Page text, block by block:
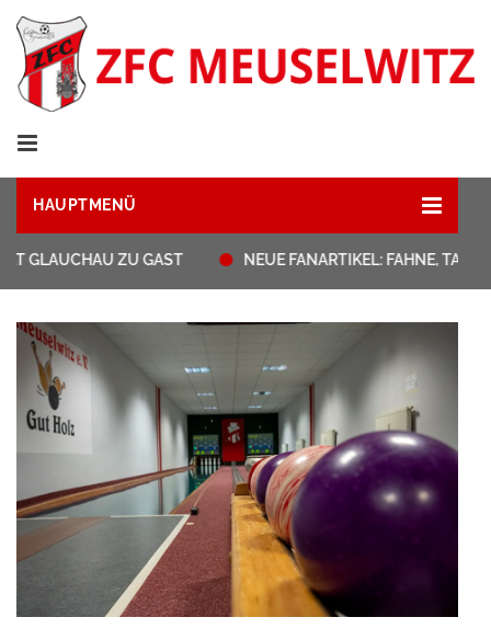
HAUPTMENÜ
GLAUCHAU ZU GAST NEUE FANARTIKEL: FAHNE,